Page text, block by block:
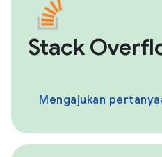
Stack
Mengajukan